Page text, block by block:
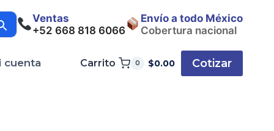
Ventas
+52 668 818 6066
Envío a todo México
Cobertura nacional
cuenta Carrito 0 $0.00 Cotizar